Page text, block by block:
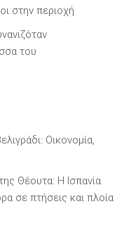
στην περιοχή
του
Οικονομία,
Θέουτα: Η Ισπανία
σε πτήσεις και πλοία